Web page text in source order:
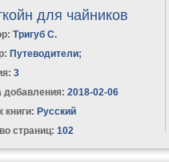
для чайников
Тригуб С.
Путеводители;
3
добавления: 2018-02-06
книги: Русский
страниц: 102